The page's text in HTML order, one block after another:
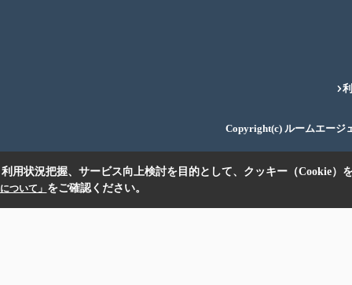
Copyright(c) ルームエージ
用状況把握、サービス向上検討を目的として、クッキー（Cookie）
ついて」 をご確認ください。